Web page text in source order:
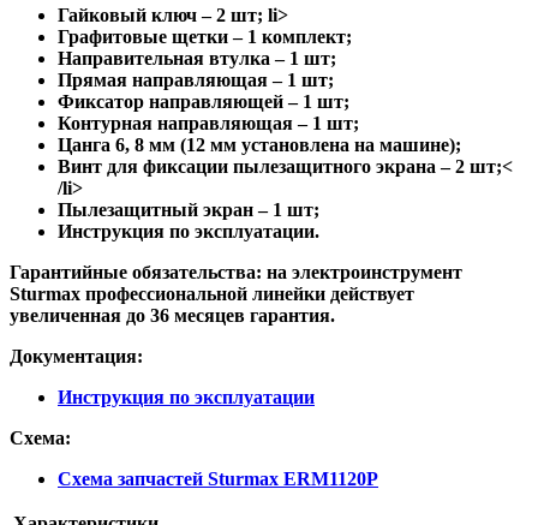
Гайковый ключ – 2 шт; li>
Графитовые щетки – 1 комплект;
Направительная втулка – 1 шт;
Прямая направляющая – 1 шт;
Фиксатор направляющей – 1 шт;
Контурная направляющая – 1 шт;
Цанга 6, 8 мм (12 мм установлена на машине);
Винт для фиксации пылезащитного экрана – 2 шт;<
/li>
Пылезащитный экран – 1 шт;
Инструкция по эксплуатации.
Гарантийные обязательства: на электроинструмент
Sturmax профессиональной линейки действует
увеличенная до 36 месяцев гарантия.
Документация:
Инструкция по эксплуатации
Схема:
Схема запчастей Sturmax ERM1120P